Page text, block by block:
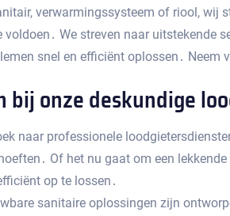
verwarmingssysteem of riool, wij
voldoen․ We streven naar uitstekende
snel en efficiënt oplossen․
bij onze deskundige
naar professionele
Of het nu gaat om een
op te lossen․
sanitaire oplossingen zijn